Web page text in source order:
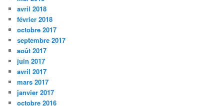
avril 2018
février 2018
octobre 2017
septembre 2017
août 2017
juin 2017
avril 2017
mars 2017
janvier 2017
octobre 2016